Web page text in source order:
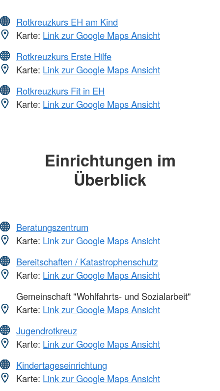
Rotkreuzkurs EH am Kind
Karte: Link zur Google Maps Ansicht
Rotkreuzkurs Erste Hilfe
Karte: Link zur Google Maps Ansicht
Rotkreuzkurs Fit in EH
Karte: Link zur Google Maps Ansicht
Einrichtungen im
Überblick
Beratungszentrum
Karte: Link zur Google Maps Ansicht
Bereitschaften / Katastrophenschutz
Karte: Link zur Google Maps Ansicht
Gemeinschaft "Wohlfahrts- und Sozialarbeit"
Karte: Link zur Google Maps Ansicht
Jugendrotkreuz
Karte: Link zur Google Maps Ansicht
Kindertageseinrichtung
Karte: Link zur Google Maps Ansicht